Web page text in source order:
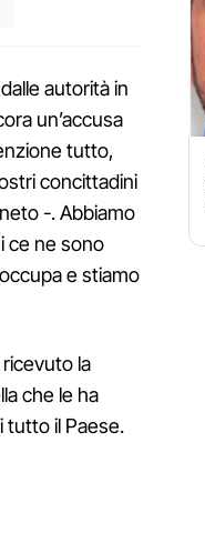
autorità in
un’accusa
tutto,
concittadini
-. Abbiamo
ce ne sono
e stiamo
la
che le ha
tutto il Paese.